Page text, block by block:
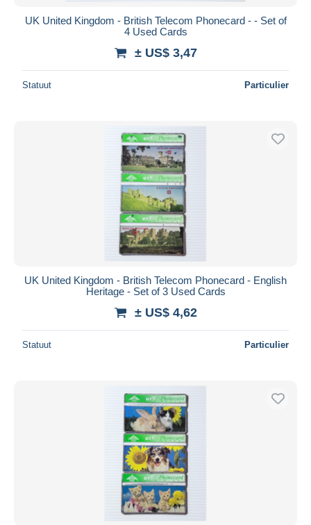
UK United Kingdom - British Telecom Phonecard - - Set of
4 Used Cards
± US$ 3,47
Statuut Particulier
UK United Kingdom - British Telecom Phonecard - English
Heritage - Set of 3 Used Cards
± US$ 4,62
Statuut Particulier